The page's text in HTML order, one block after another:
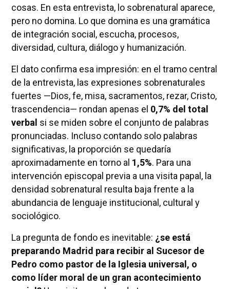
cosas. En esta entrevista, lo sobrenatural aparece,
pero no domina. Lo que domina es una gramática
de integración social, escucha, procesos,
diversidad, cultura, diálogo y humanización.
El dato confirma esa impresión: en el tramo central
de la entrevista, las expresiones sobrenaturales
fuertes —Dios, fe, misa, sacramentos, rezar, Cristo,
trascendencia— rondan apenas el 0,7% del total
verbal si se miden sobre el conjunto de palabras
pronunciadas. Incluso contando solo palabras
significativas, la proporción se quedaría
aproximadamente en torno al 1,5%. Para una
intervención episcopal previa a una visita papal, la
densidad sobrenatural resulta baja frente a la
abundancia de lenguaje institucional, cultural y
sociológico.
La pregunta de fondo es inevitable: ¿se está
preparando Madrid para recibir al Sucesor de
Pedro como pastor de la Iglesia universal, o
como líder moral de un gran acontecimiento